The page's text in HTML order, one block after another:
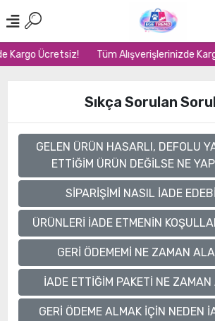
Kargo Ücretsiz! Tüm Alışverişlerinizde
Sıkça Sorulan
GELEN ÜRÜN HASARLI, DEFOLU
ETTİĞİM ÜRÜN DEĞİLSE NE
SİPARİŞİMİ NASIL İADE
ÜRÜNLERİ İADE ETMENİN
GERİ ÖDEMEMİ NE ZAMAN
İADE ETTİĞİM PAKETİ NE
GERİ ÖDEME ALMAK İÇİN NEDEN